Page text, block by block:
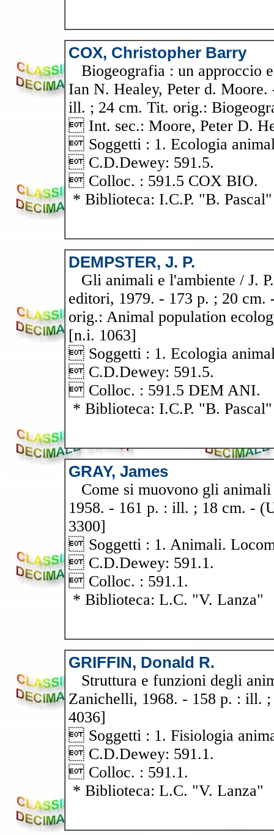
COX, Christopher Barry
Biogeografia : un approccio
Ian N. Healey, Peter d.
ill. ; 24 cm. Tit. orig.:
 Int. sec.: Moore, Peter D.
 Soggetti : 1. Ecologia
 C.D.Dewey: 591.5.
 Colloc. : 591.5 COX BIO.
* Biblioteca: I.C.P. "B. Pascal"
DEMPSTER, J. P.
Gli animali e l'ambiente / J.
editori, 1979. - 173 p. ; 20 cm.
orig.: Animal population
[n.i. 1063]
 Soggetti : 1. Ecologia
 C.D.Dewey: 591.5.
 Colloc. : 591.5 DEM ANI.
* Biblioteca: I.C.P. "B. Pascal"
GRAY, James
Come si muovono gli
1958. - 161 p. : ill. ; 18 cm. -
3300]
 Soggetti : 1. Animali.
 C.D.Dewey: 591.1.
 Colloc. : 591.1.
* Biblioteca: L.C. "V. Lanza"
GRIFFIN, Donald R.
Struttura e funzioni degli
Zanichelli, 1968. - 158 p. : ill.
4036]
 Soggetti : 1. Fisiologia
 C.D.Dewey: 591.1.
 Colloc. : 591.1.
* Biblioteca: L.C. "V. Lanza"